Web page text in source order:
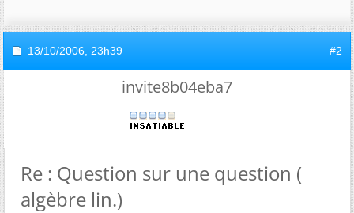
13/10/2006, 23h39 #2
invite8b04eba7
Re : Question sur une question (
algèbre lin.)